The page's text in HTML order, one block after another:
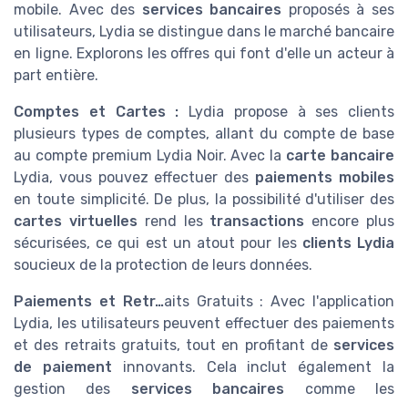
mobile. Avec des services bancaires proposés à ses
utilisateurs, Lydia se distingue dans le marché bancaire
en ligne. Explorons les offres qui font d'elle un acteur à
part entière.
Comptes et Cartes : Lydia propose à ses clients
plusieurs types de comptes, allant du compte de base
au compte premium Lydia Noir. Avec la carte bancaire
Lydia, vous pouvez effectuer des paiements mobiles
en toute simplicité. De plus, la possibilité d'utiliser des
cartes virtuelles rend les transactions encore plus
sécurisées, ce qui est un atout pour les clients Lydia
soucieux de la protection de leurs données.
Paiements et Retr…aits Gratuits : Avec l'application
Lydia, les utilisateurs peuvent effectuer des paiements
et des retraits gratuits, tout en profitant de services
de paiement innovants. Cela inclut également la
gestion des services bancaires comme les